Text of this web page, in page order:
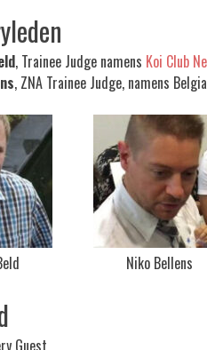
, Trainee Judge namens Koi Club
, ZNA Trainee Judge, namens
Niko Bellens
Guest